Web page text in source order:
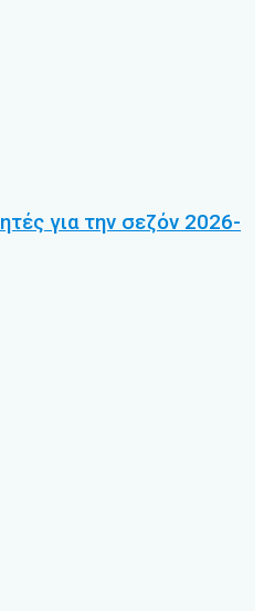
για την σεζόν 2026-